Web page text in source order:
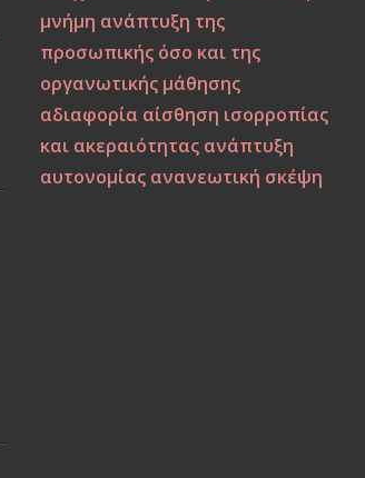
μνήμη ανάπτυξη της
προσωπικής όσο και της
οργανωτικής μάθησης
αδιαφορία αίσθηση ισορροπίας
και ακεραιότητας ανάπτυξη
αυτονομίας ανανεωτική σκέψη